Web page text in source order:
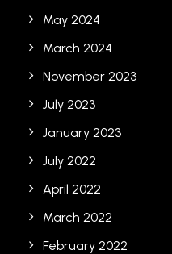
May 2024
March 2024
November 2023
July 2023
January 2023
July 2022
April 2022
March 2022
February 2022